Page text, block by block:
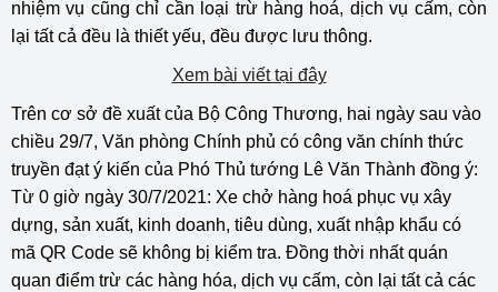
nhiệm vụ cũng chỉ cần loại trừ hàng hoá, dịch vụ cấm, còn
lại tất cả đều là thiết yếu, đều được lưu thông.
Xem bài viết tại đây
Trên cơ sở đề xuất của Bộ Công Thương, hai ngày sau vào
chiều 29/7, Văn phòng Chính phủ có công văn chính thức
truyền đạt ý kiến của Phó Thủ tướng Lê Văn Thành đồng ý:
Từ 0 giờ ngày 30/7/2021: Xe chở hàng hoá phục vụ xây
dựng, sản xuất, kinh doanh, tiêu dùng, xuất nhập khẩu có
mã QR Code sẽ không bị kiểm tra. Đồng thời nhất quán
quan điểm trừ các hàng hóa, dịch vụ cấm, còn lại tất cả các